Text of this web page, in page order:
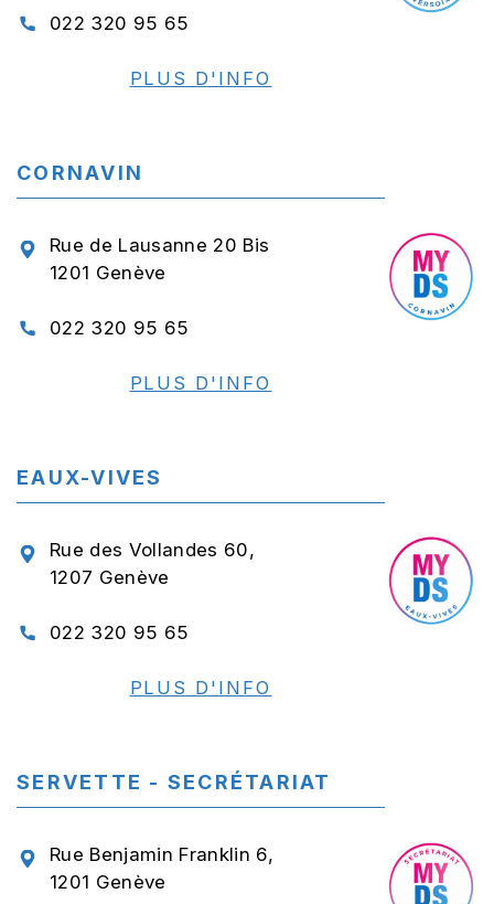
022 320 95 65
PLUS D'INFO
CORNAVIN
Rue de Lausanne 20 Bis
1201 Genève
022 320 95 65
PLUS D'INFO
EAUX-VIVES
Rue des Vollandes 60,
1207 Genève
022 320 95 65
PLUS D'INFO
SERVETTE - SECRÉTARIAT
Rue Benjamin Franklin 6,
1201 Genève